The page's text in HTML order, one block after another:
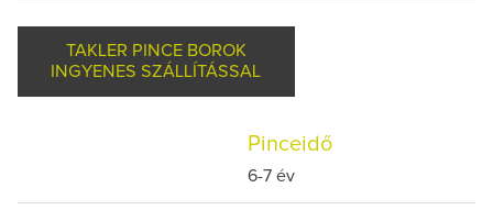
TAKLER PINCE BOROK
INGYENES SZÁLLÍTÁSSAL
Pinceidő
6-7 év